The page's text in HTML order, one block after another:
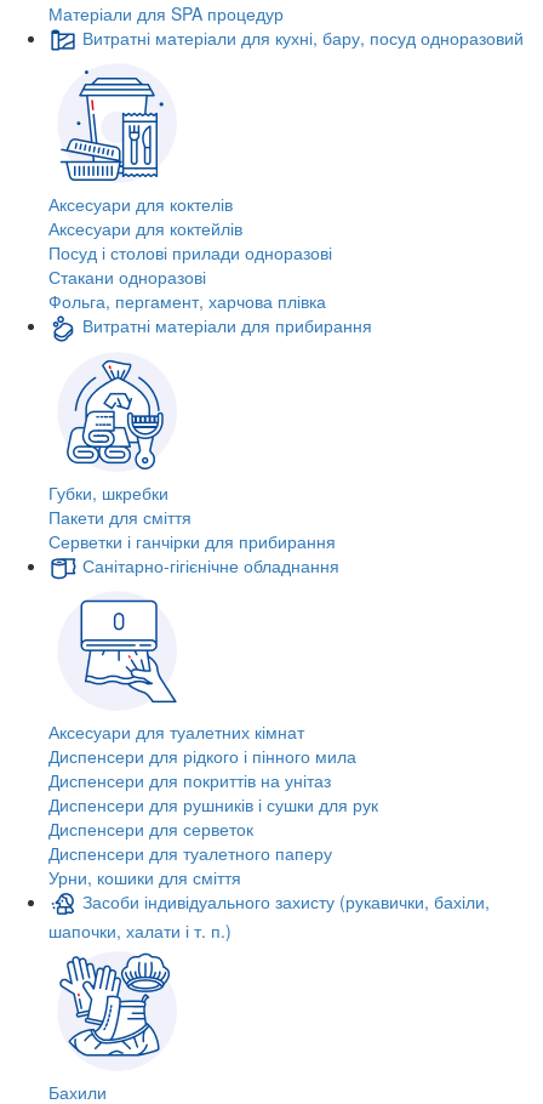
Матеріали для SPA процедур
Витратні матеріали для кухні, бару, посуд одноразовий
Аксесуари для коктелів
Аксесуари для коктейлів
Посуд і столові прилади одноразові
Стакани одноразові
Фольга, пергамент, харчова плівка
Витратні матеріали для прибирання
Губки, шкребки
Пакети для сміття
Серветки і ганчірки для прибирання
Санітарно-гігієнічне обладнання
Аксесуари для туалетних кімнат
Диспенсери для рідкого і пінного мила
Диспенсери для покриттів на унітаз
Диспенсери для рушників і сушки для рук
Диспенсери для серветок
Диспенсери для туалетного паперу
Урни, кошики для сміття
Засоби індивідуального захисту (рукавички, бахіли,
шапочки, халати і т. п.)
Бахили